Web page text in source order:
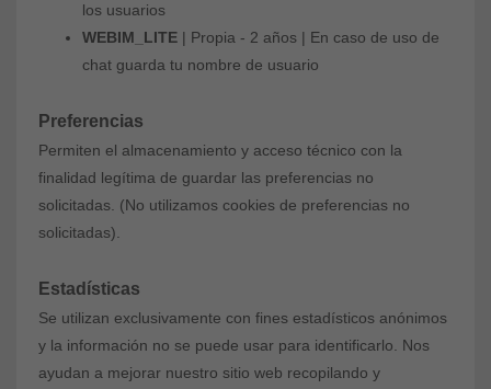
los usuarios
WEBIM_LITE | Propia - 2 años | En caso de uso de
chat guarda tu nombre de usuario
Preferencias
Permiten el almacenamiento y acceso técnico con la
finalidad legítima de guardar las preferencias no
solicitadas. (No utilizamos cookies de preferencias no
solicitadas).
Estadísticas
Se utilizan exclusivamente con fines estadísticos anónimos
y la información no se puede usar para identificarlo. Nos
ayudan a mejorar nuestro sitio web recopilando y